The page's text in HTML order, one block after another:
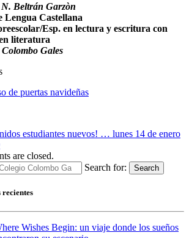
Beltrán Garzòn
Lengua Castellana
Esp. en lectura y escritura con
literatura
Gales
de puertas navideñas
estudiantes nuevos! … lunes 14 de enero
are closed.
Search for:
Search
Wishes Begin: un viaje donde los sueños